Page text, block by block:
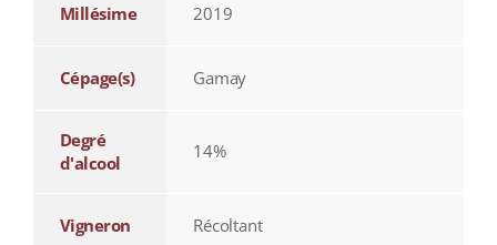
Millésime 2019
Cépage(s) Gamay
Degré
d'alcool
14%
Vigneron Récoltant